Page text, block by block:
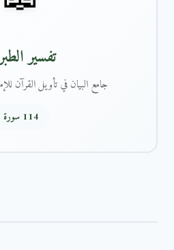
تفسير
جامع البيان في تأويل القرآن
114 سورة